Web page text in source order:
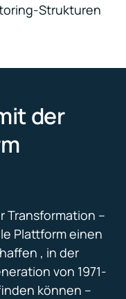
Strukturen
der
Transformation –
Plattform einen
, in der
von 1971-
können –